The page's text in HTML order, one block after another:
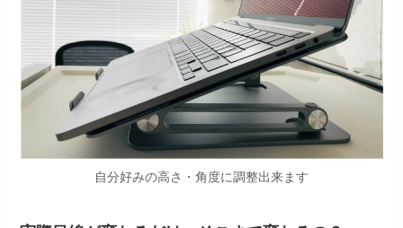
自分好みの高さ・角度に調整出来ます